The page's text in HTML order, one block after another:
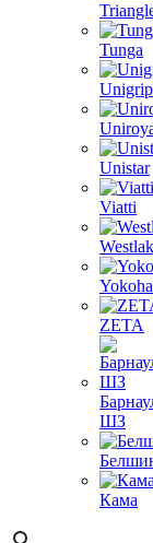
Tunga
Unigrip
Unistar
Viatti
ZETA
ШЗ
Кама